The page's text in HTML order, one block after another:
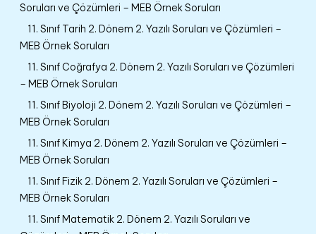
Soruları ve Çözümleri – MEB Örnek Soruları
11. Sınıf Tarih 2. Dönem 2. Yazılı Soruları ve Çözümleri –
MEB Örnek Soruları
11. Sınıf Coğrafya 2. Dönem 2. Yazılı Soruları ve Çözümleri
– MEB Örnek Soruları
11. Sınıf Biyoloji 2. Dönem 2. Yazılı Soruları ve Çözümleri –
MEB Örnek Soruları
11. Sınıf Kimya 2. Dönem 2. Yazılı Soruları ve Çözümleri –
MEB Örnek Soruları
11. Sınıf Fizik 2. Dönem 2. Yazılı Soruları ve Çözümleri –
MEB Örnek Soruları
11. Sınıf Matematik 2. Dönem 2. Yazılı Soruları ve